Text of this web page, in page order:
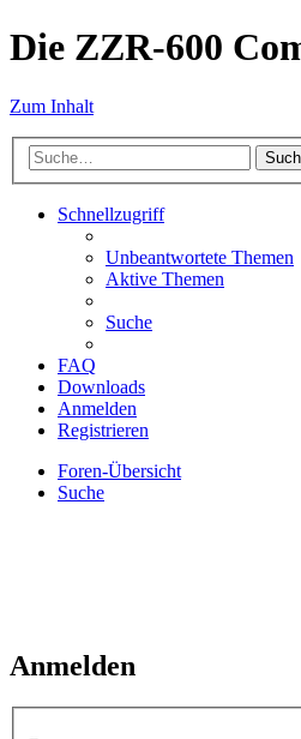
Die ZZR-600
Zum Inhalt
Schnellzugriff
Unbeantwortete Themen
Aktive Themen
Suche
FAQ
Downloads
Anmelden
Registrieren
Foren-Übersicht
Suche
Anmelden